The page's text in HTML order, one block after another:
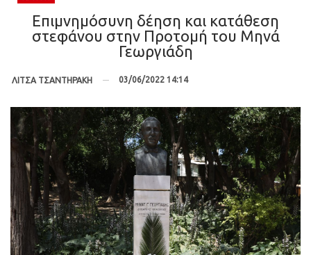
Επιμνημόσυνη δέηση και κατάθεση
στεφάνου στην Προτομή του Μηνά
Γεωργιάδη
ΛΙΤΣΑ ΤΣΑΝΤΗΡΑΚΗ 03/06/2022 14:14